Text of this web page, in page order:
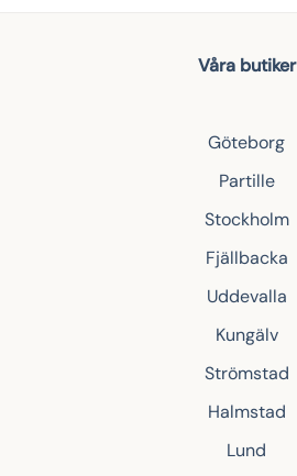
Våra butiker
Göteborg
Partille
Stockholm
Fjällbacka
Uddevalla
Kungälv
Strömstad
Halmstad
Lund